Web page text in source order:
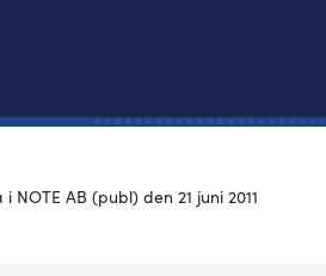
AB (publ) den 21 juni 2011